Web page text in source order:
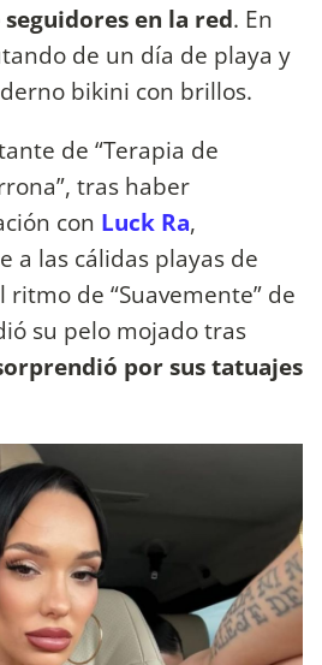
en la red. En
de un día de playa y
bikini con brillos.
de “Terapia de
tras haber
con Luck Ra,
a las cálidas playas de
ritmo de “Suavemente” de
su pelo mojado tras
por sus tatuajes